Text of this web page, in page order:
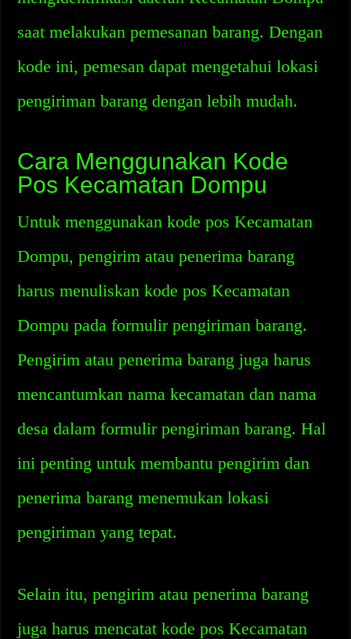
saat melakukan pemesanan barang. Dengan
kode ini, pemesan dapat mengetahui lokasi
pengiriman barang dengan lebih mudah.
Cara Menggunakan Kode
Pos Kecamatan Dompu
Untuk menggunakan kode pos Kecamatan
Dompu, pengirim atau penerima barang
harus menuliskan kode pos Kecamatan
Dompu pada formulir pengiriman barang.
Pengirim atau penerima barang juga harus
mencantumkan nama kecamatan dan nama
desa dalam formulir pengiriman barang. Hal
ini penting untuk membantu pengirim dan
penerima barang menemukan lokasi
pengiriman yang tepat.
Selain itu, pengirim atau penerima barang
juga harus mencatat kode pos Kecamatan